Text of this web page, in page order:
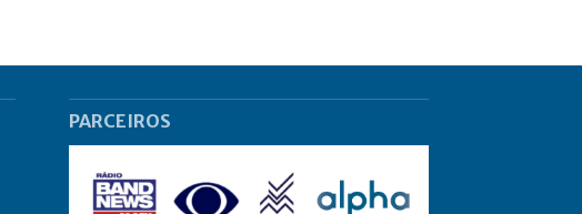
PARCEIROS